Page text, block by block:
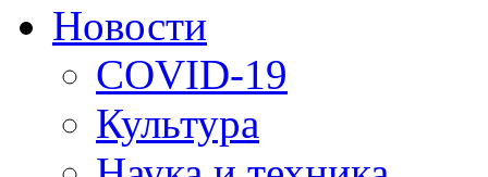
Новости
COVID-19
Культура